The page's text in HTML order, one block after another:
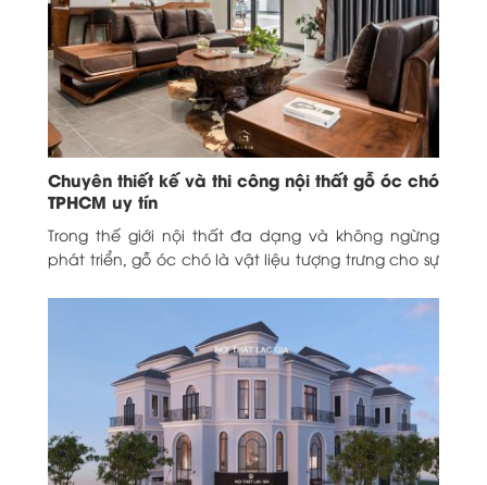
Chuyên thiết kế và thi công nội thất gỗ óc chó
TPHCM uy tín
Trong thế giới nội thất đa dạng và không ngừng
phát triển, gỗ óc chó là vật liệu tượng trưng cho sự